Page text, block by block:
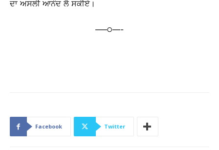
ਦਾ ਅਸਲੀ ਆਨੰਦ ਲੈ ਸਕੀਏ।
—–੦—-
Facebook Twitter